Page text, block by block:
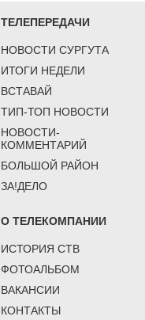
ТЕЛЕПЕРЕДАЧИ
НОВОСТИ СУРГУТА
ИТОГИ НЕДЕЛИ
ВСТАВАЙ
ТИП-ТОП НОВОСТИ
НОВОСТИ-
КОММЕНТАРИЙ
БОЛЬШОЙ РАЙОН
ЗА!ДЕЛО
О ТЕЛЕКОМПАНИИ
ИСТОРИЯ СТВ
ФОТОАЛЬБОМ
ВАКАНСИИ
КОНТАКТЫ